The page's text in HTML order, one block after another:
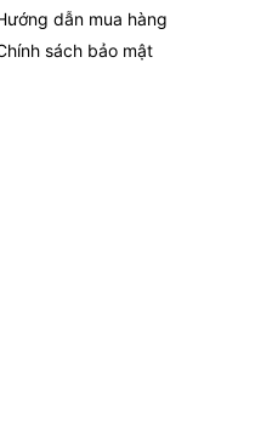
dẫn mua hàng
sách bảo mật